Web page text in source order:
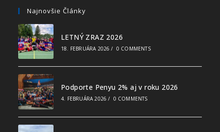
Najnovšie Články
LETNÝ ZRAZ 2026
18. FEBRUÁRA 2026 / 0 COMMENTS
Podporte Penyu 2% aj v roku 2026
4. FEBRUÁRA 2026 / 0 COMMENTS